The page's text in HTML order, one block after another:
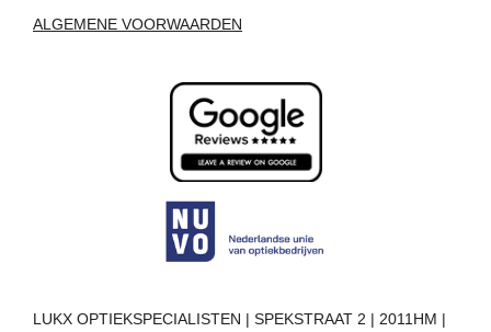
ALGEMENE VOORWAARDEN
LUKX OPTIEKSPECIALISTEN | SPEKSTRAAT 2 | 2011HM |